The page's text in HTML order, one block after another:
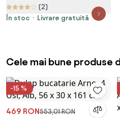
(2)
În stoc
Livrare gratuită
Cele mai bune produse
-15 %
469 RON553,01 RON